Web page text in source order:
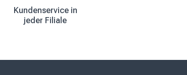
Kundenservice in
jeder Filiale